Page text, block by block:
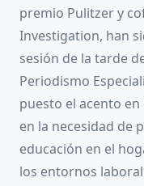
premio Pulitzer y
Investigation, han
sesión de la tarde
Periodismo
puesto el acento
en la necesidad de
educación en el
los entornos